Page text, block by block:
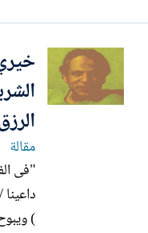
مقالة
"فى